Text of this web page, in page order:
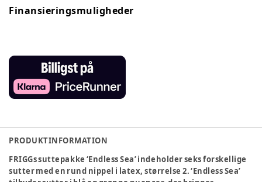
Finansieringsmuligheder
PRODUKTINFORMATION
FRIGGs suttepakke ‘Endless Sea’ indeholder seks forskellige
sutter med en rund nippel i latex, størrelse 2. ‘Endless Sea’